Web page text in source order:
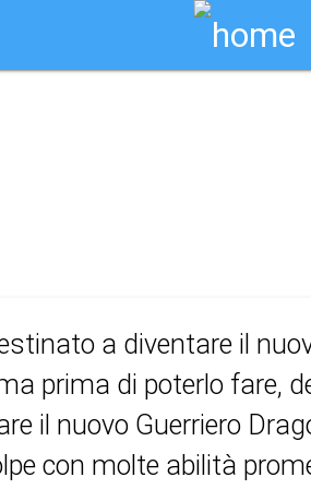
a diventare il
prima di poterlo fare,
il nuovo Guerriero
con molte abilità